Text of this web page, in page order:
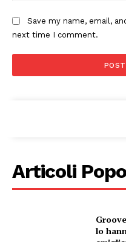
Save my name, email,
next time I comment.
Articoli
lo